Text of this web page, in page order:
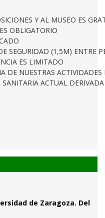
Y AL MUSEO ES
OBLIGATORIO
SEGURIDAD (1,5M) ENTRE
ES LIMITADO
DE NUESTRAS
ACTUAL
de Zaragoza. Del